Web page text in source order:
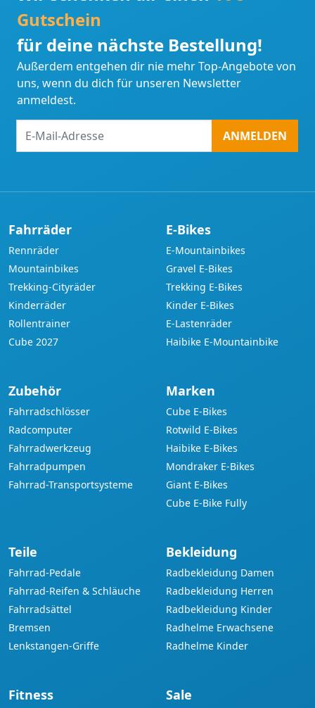
Gutschein
für deine nächste Bestellung!
Außerdem entgehen dir nie mehr Top-Angebote von
uns, wenn du dich für unseren Newsletter
anmeldest.
Mail-
ANMELDEN
Fahrräder
Rennräder
Mountainbikes
Trekking-Cityräder
Kinderräder
Rollentrainer
Cube 2027
E-Bikes
E-Mountainbikes
Gravel E-Bikes
Trekking E-Bikes
Kinder E-Bikes
E-Lastenräder
Haibike E-Mountainbike
Zubehör
Fahrradschlösser
Radcomputer
Fahrradwerkzeug
Fahrradpumpen
Fahrrad-Transportsysteme
Marken
Cube E-Bikes
Rotwild E-Bikes
Haibike E-Bikes
Mondraker E-Bikes
Giant E-Bikes
Cube E-Bike Fully
Teile
Fahrrad-Pedale
Fahrrad-Reifen & Schläuche
Fahrradsättel
Bremsen
Lenkstangen-Griffe
Bekleidung
Radbekleidung Damen
Radbekleidung Herren
Radbekleidung Kinder
Radhelme Erwachsene
Radhelme Kinder
Fitness Sale